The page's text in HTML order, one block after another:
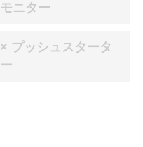
モニター
× プッシュスタータ
ー